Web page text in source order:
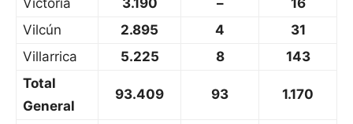
Victoria 3.190 –
16
Vilcún
2.895 4
31
Villarrica
5.225 8
143
Total
General
93.409 93 1.170